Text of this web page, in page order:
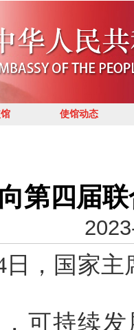
使馆动态
第四届
日，国家
可持续